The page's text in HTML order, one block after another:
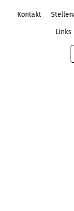
Kontakt
Links